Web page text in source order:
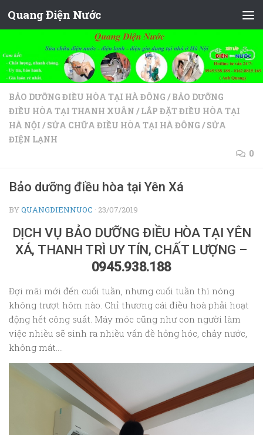
Skip to content
Quang Điện Nước
BẢO DƯỠNG ĐIỀU HÒA TẠI HÀ ĐÔNG / BẢO DƯỠNG
ĐIỀU HÒA TẠI THANH XUÂN / LẮP ĐẶT ĐIỀU HÒA TẠI
HÀ NỘI / SỬA CHỮA ĐIỀU HÒA TẠI HÀ ĐÔNG / SỬA
ĐIỆN LẠNH
0
Bảo dưỡng điều hòa tại Yên Xá
BYQUANGDIENNUOC · 23/07/2019
DỊCH VỤ BẢO DƯỠNG ĐIỀU HÒA TẠI YÊN
XÁ, THANH TRÌ UY TÍN, CHẤT LƯỢNG –
0945.938.188
Đợi mãi mới đến cuối tuần, nhưng cuối tuần thì nóng
không trượt hôm nào. Chỉ thương cái điều hoà phải hoạt
động hết công suất. Máy móc cũng như con người làm
việc nhiều sẽ sinh ra nhiều vấn đề hỏng hóc, chảy nước,
không mát….